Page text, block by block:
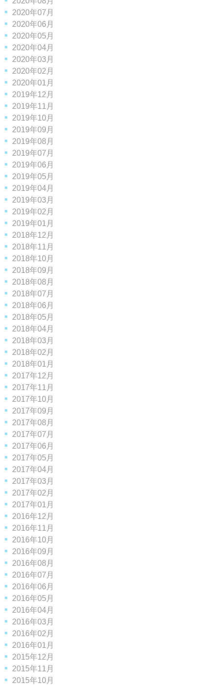
2020年07月
2020年06月
2020年05月
2020年04月
2020年03月
2020年02月
2020年01月
2019年12月
2019年11月
2019年10月
2019年09月
2019年08月
2019年07月
2019年06月
2019年05月
2019年04月
2019年03月
2019年02月
2019年01月
2018年12月
2018年11月
2018年10月
2018年09月
2018年08月
2018年07月
2018年06月
2018年05月
2018年04月
2018年03月
2018年02月
2018年01月
2017年12月
2017年11月
2017年10月
2017年09月
2017年08月
2017年07月
2017年06月
2017年05月
2017年04月
2017年03月
2017年02月
2017年01月
2016年12月
2016年11月
2016年10月
2016年09月
2016年08月
2016年07月
2016年06月
2016年05月
2016年04月
2016年03月
2016年02月
2016年01月
2015年12月
2015年11月
2015年10月